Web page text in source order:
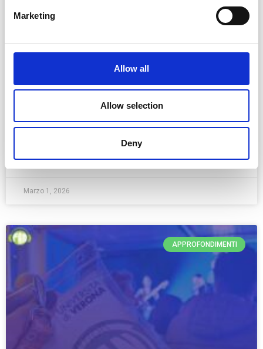
Marketing
Allow all
Allow selection
Deny
FanDaSanremo: oltre la canzone.
Cronache dal Festival DAY 5
Festival di Sanremo con
SCOPRI DI PIÙ »
Marzo 1, 2026
APPROFONDIMENTI